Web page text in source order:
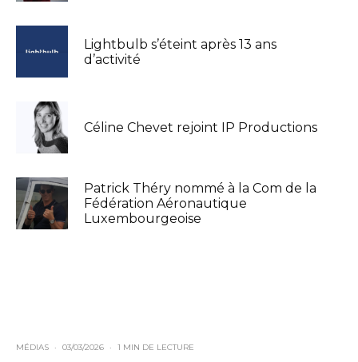
Lightbulb s’éteint après 13 ans
d’activité
Céline Chevet rejoint IP Productions
Patrick Théry nommé à la Com de la
Fédération Aéronautique
Luxembourgeoise
MÉDIAS · 03/03/2026 · 1 MIN DE LECTURE